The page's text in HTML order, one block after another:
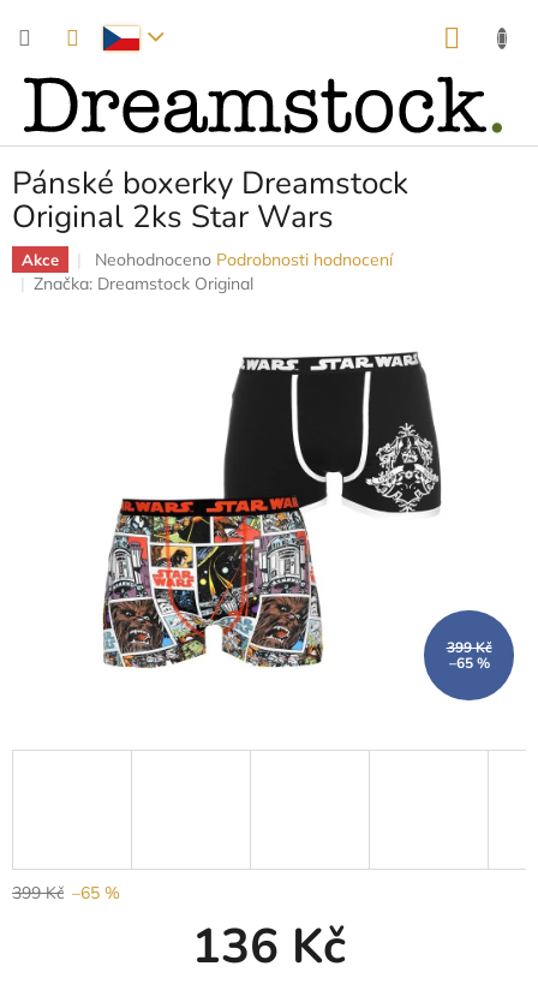
Pánské boxerky Dreamstock
Original 2ks Star Wars
Akce
Průměrné
hodnocení
Neohodnoceno Podrobnosti hodnocení
Značka: Dreamstock Original
399 Kč
–65 %
399 Kč –65 %
136 Kč